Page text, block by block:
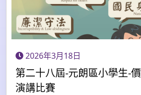
2026年3月18日
第二十八屆-元朗區小學生-
演講比賽